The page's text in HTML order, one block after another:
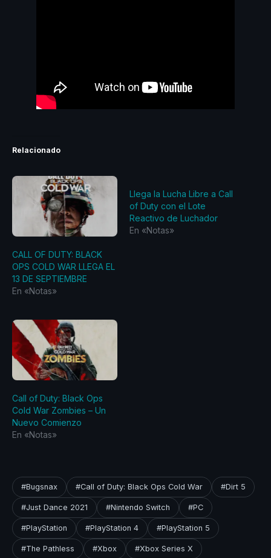
Relacionado
CALL OF DUTY: BLACK
OPS COLD WAR LLEGA EL
13 DE SEPTIEMBRE
En «Notas»
Llega la Lucha Libre a Call
of Duty con el Lote
Reactivo de Luchador
En «Notas»
Call of Duty: Black Ops
Cold War Zombies – Un
Nuevo Comienzo
En «Notas»
#Bugsnax #Call of Duty: Black Ops Cold War #Dirt 5
#Just Dance 2021 #Nintendo Switch #PC
#PlayStation #PlayStation 4 #PlayStation 5
#The Pathless #Xbox #Xbox Series X